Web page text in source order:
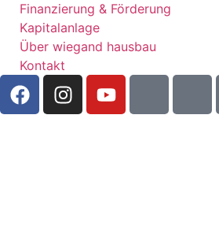
Finanzierung & Förderung
Kapitalanlage
Über wiegand hausbau
Kontakt